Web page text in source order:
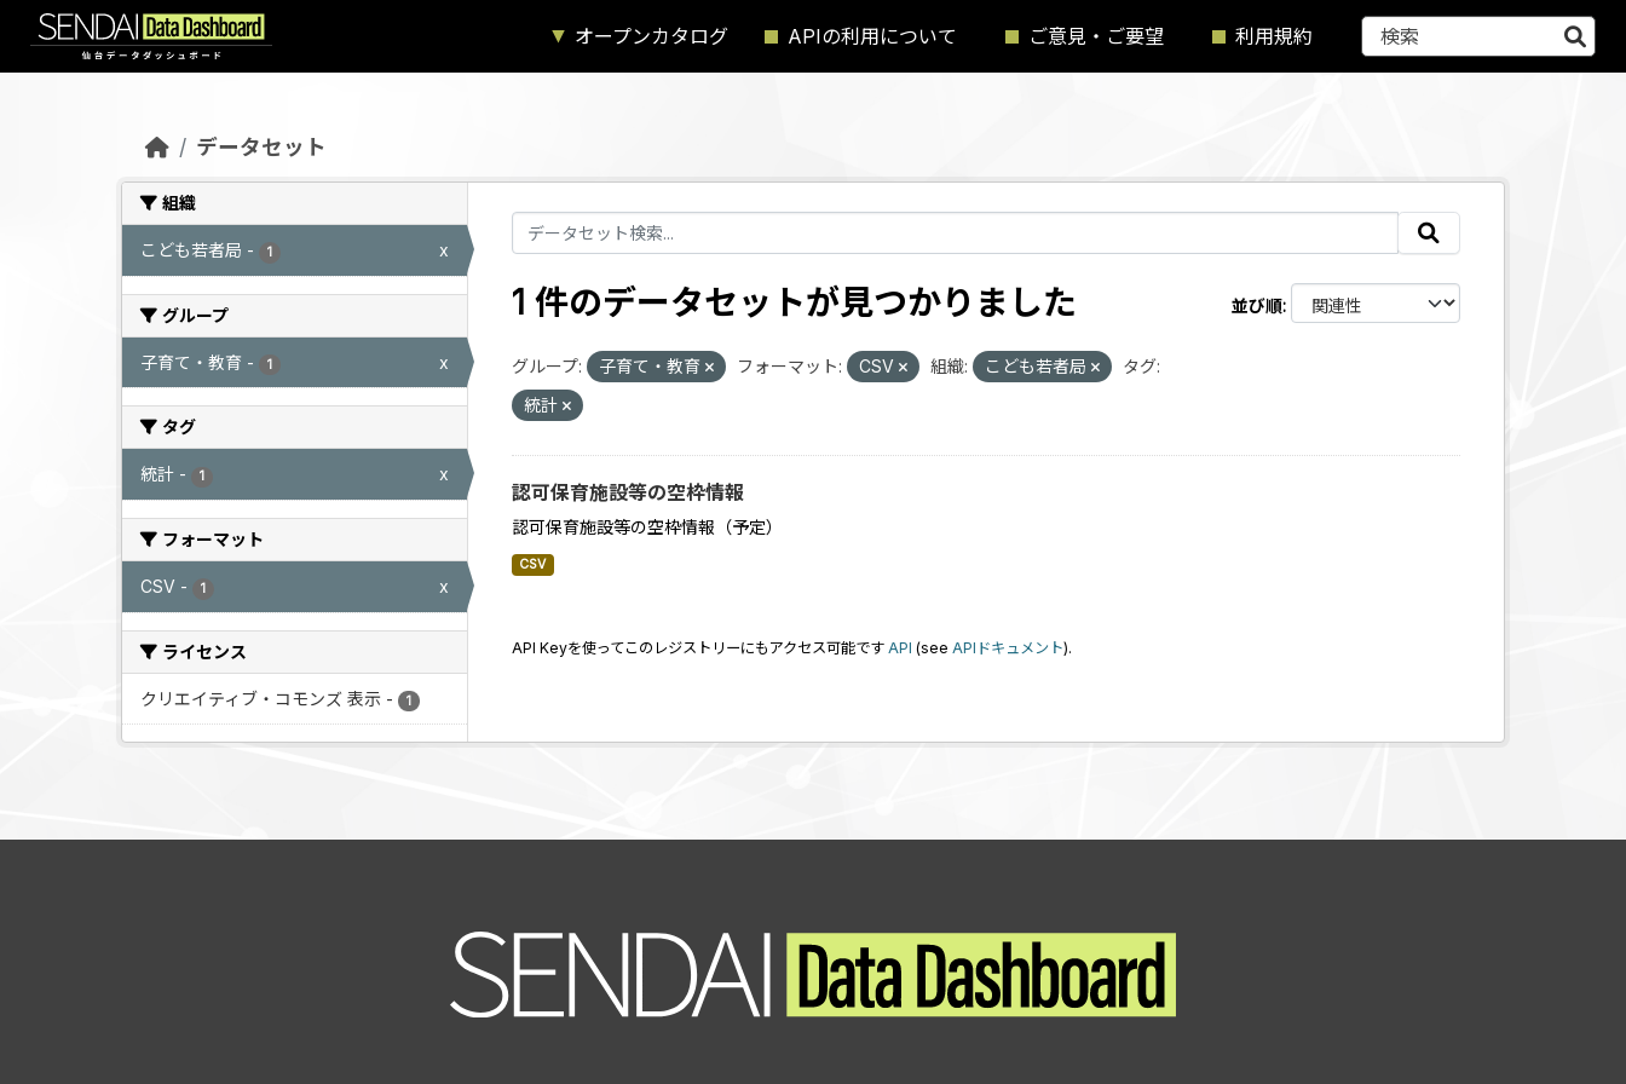
Skip to main content
オープンカタログ APIの利用について ご意見・ご要望 利用規約
データセット
組織
こども若者局 - 1 x
グループ
子育て・教育 - 1 x
タグ
統計 - 1 x
フォーマット
CSV - 1 x
ライセンス
クリエイティブ・コモンズ 表示 - 1
並び順
1 件のデータセットが見つかりました
グループ: 子育て・教育 フォーマット: CSV 組織: こども若者局
タグ:
統計
認可保育施設等の空枠情報
認可保育施設等の空枠情報（予定）
CSV
API Keyを使ってこのレジストリーにもアクセス可能です API (see APIドキュメント).